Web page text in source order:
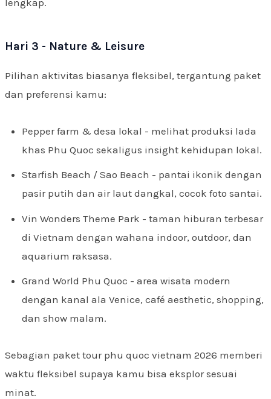
lengkap.
Hari 3 - Nature & Leisure
Pilihan aktivitas biasanya fleksibel, tergantung paket
dan preferensi kamu:
Pepper farm & desa lokal - melihat produksi lada
khas Phu Quoc sekaligus insight kehidupan lokal.
Starfish Beach / Sao Beach - pantai ikonik dengan
pasir putih dan air laut dangkal, cocok foto santai.
Vin Wonders Theme Park - taman hiburan terbesar
di Vietnam dengan wahana indoor, outdoor, dan
aquarium raksasa.
Grand World Phu Quoc - area wisata modern
dengan kanal ala Venice, café aesthetic, shopping,
dan show malam.
Sebagian paket tour phu quoc vietnam 2026 memberi
waktu fleksibel supaya kamu bisa eksplor sesuai
minat.